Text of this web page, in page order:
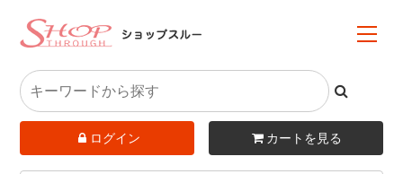
ログイン カートを見る